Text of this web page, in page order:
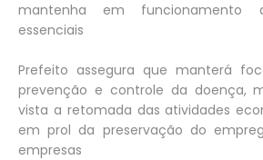
mantenha em funcionamento
essenciais
Prefeito assegura que manterá
prevenção e controle da doença,
vista a retomada das atividades
em prol da preservação do
empresas